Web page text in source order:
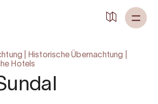
Historische Übernachtung
Hotels